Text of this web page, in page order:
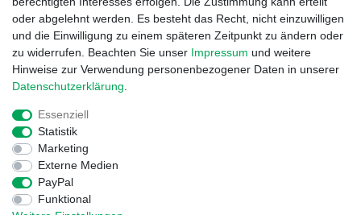
Batteriegesetz
Vertrag widerrufen
Widerrufs­recht
oder abgelehnt werden. Es besteht das Recht, nicht einzuwilligen
und die Einwilligung zu einem späteren Zeitpunkt zu ändern oder
zu widerrufen. Beachten Sie unser Impressum und weitere
Hinweise zur Verwendung personenbezogener Daten in unserer
Daten­schutz­erklärung
Essenziell
Statistik
Marketing
Externe Medien
PayPal
Funktional